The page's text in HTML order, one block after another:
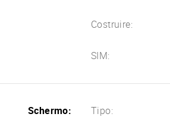
Costruire:
SIM:
Schermo: Tipo: